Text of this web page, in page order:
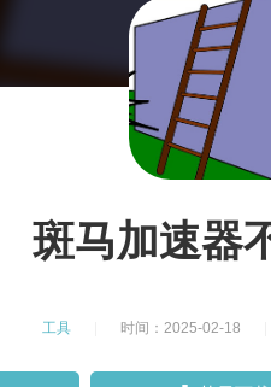
斑马加速器
工具 时间：2025-02-18